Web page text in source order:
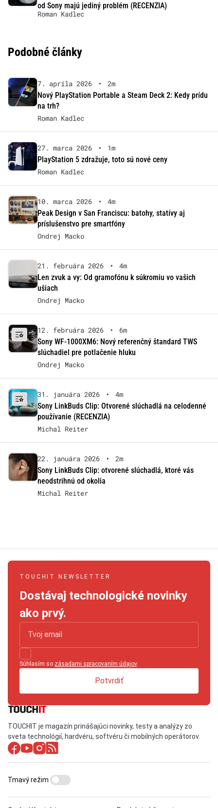
od Sony majú jediný problém (RECENZIA)
Roman Kadlec
Podobné články
7. apríla 2026 •
2m
Nový PlayStation Portable a Steam Deck 2: Kedy prídu
na trh?
Roman Kadlec
27. marca 2026 •
1m
PlayStation 5 zdražuje, toto sú nové ceny
Roman Kadlec
10. marca 2026 •
4m
Peak Design v San Franciscu: batohy, statívy aj
príslušenstvo pre smartfóny
Ondrej Macko
21. februára 2026 •
4m
Len zvuk a vy: Od gramofónu k súkromiu vo vašich
ušiach
Ondrej Macko
12. februára 2026 •
6m
Sony WF-1000XM6: Nový referenčný štandard TWS
slúchadiel pre potlačenie hluku
Ondrej Macko
31. januára 2026 •
4m
Sony LinkBuds Clip: Otvorené slúchadlá na celodenné
používanie (RECENZIA)
Michal Reiter
22. januára 2026 •
2m
Sony LinkBuds Clip: otvorené slúchadlá, ktoré vás
neodstrihnú od okolia
Michal Reiter
TOUCHIT NEWSLETTER
Dostávaj technologické novinky
ako prvý.
Súhlasím so zásadami spracovaním údajov.
Potvrdiť
TOUCHIT je magazín prinášajúci novinky, testy a analýzy zo
sveta technológií, hardvéru, softvéru či mobilných operátorov.
Tmavý režim